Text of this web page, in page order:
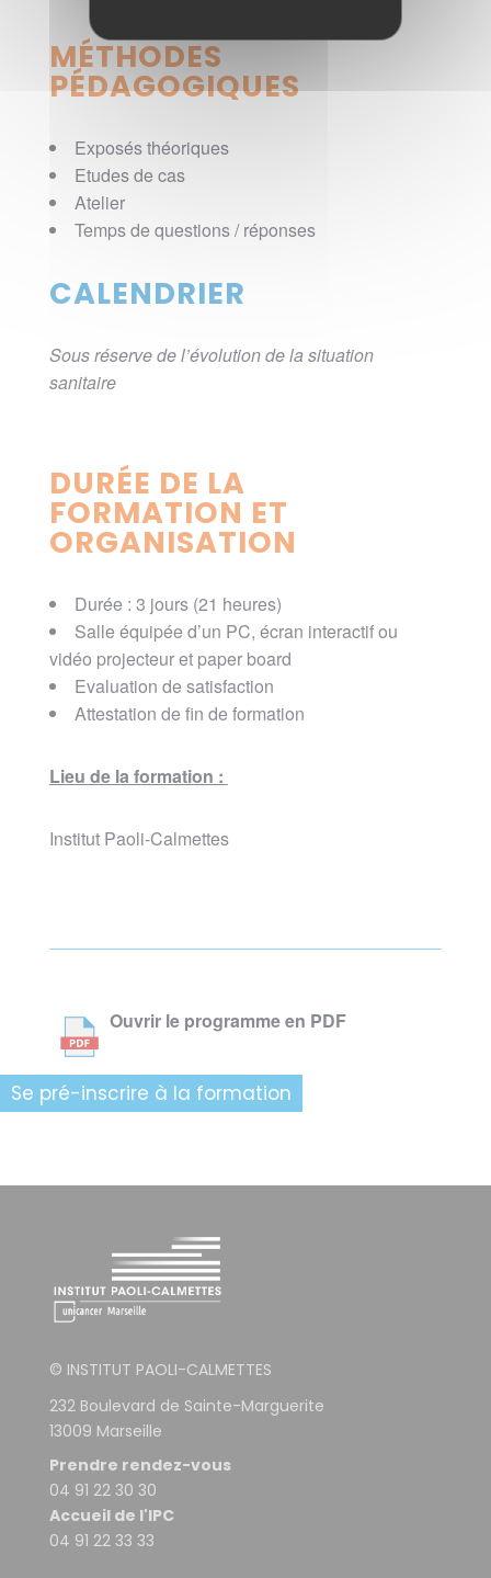
MÉTHODES
PÉDAGOGIQUES
Exposés théoriques
Etudes de cas
Atelier
Temps de questions / réponses
CALENDRIER
Sous réserve de l’évolution de la situation
sanitaire
DURÉE DE LA
FORMATION ET
ORGANISATION
Durée : 3 jours (21 heures)
Salle équipée d’un PC, écran interactif ou
vidéo projecteur et paper board
Evaluation de satisfaction
Attestation de fin de formation
Lieu de la formation :
Institut Paoli-Calmettes
Ouvrir le programme en PDF
Se pré-inscrire à la formation
© INSTITUT PAOLI-CALMETTES
232 Boulevard de Sainte-Marguerite
13009 Marseille
Prendre rendez-vous
04 91 22 30 30
Accueil de l'IPC
04 91 22 33 33